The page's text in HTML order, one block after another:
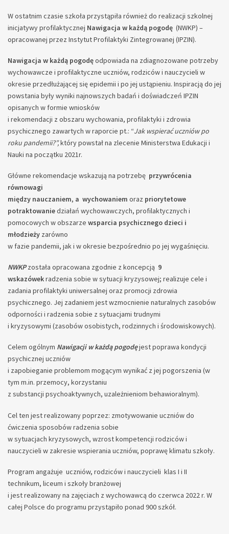
W ostatnim czasie szkoła przystąpiła również do realizacji szkolnej
inicjatywy profilaktycznej Nawigacja w każdą pogodę (NWKP) –
opracowanej przez Instytut Profilaktyki Zintegrowanej (IPZIN).
Nawigacja w każdą pogodęodpowiada na zdiagnozowane potrzeby
wychowawcze i profilaktyczne uczniów, rodziców i nauczycieli w
okresie przedłużającej się epidemii i po jej ustąpieniu. Inspiracją do jej
powstania były wyniki najnowszych badań i doświadczeń IPZIN
opisanych w formie wniosków
i rekomendacji z obszaru wychowania, profilaktyki i zdrowia
psychicznego zawartych w raporcie pt.: “Jak wspierać uczniów po
roku pandemii?”,który powstał na zlecenie Ministerstwa Edukacji i
Nauki na początku 2021r.
Główne rekomendacje wskazują na potrzebę przywrócenia
równowagi
między nauczaniem, a wychowaniem oraz priorytetowe
potraktowaniedziałań wychowawczych, profilaktycznych i
pomocowych w obszarze wsparcia psychicznego dzieci i
młodzieży zarówno
w fazie pandemii, jak i w okresie bezpośrednio po jej wygaśnięciu.
NWKPzostała opracowana zgodnie z koncepcją 9
wskazówekradzenia sobie w sytuacji kryzysowej; realizuje cele i
zadania profilaktyki uniwersalnej oraz promocji zdrowia
psychicznego. Jej zadaniem jest wzmocnienie naturalnych zasobów
odporności i radzenia sobie z sytuacjami trudnymi
i kryzysowymi (zasobów osobistych, rodzinnych i środowiskowych).
Celem ogólnym Nawigacji w każdą pogodęjest poprawa kondycji
psychicznej uczniów
i zapobieganie problemom mogącym wynikać z jej pogorszenia (w
tym m.in. przemocy, korzystaniu
z substancji psychoaktywnych, uzależnieniom behawioralnym).
Cel ten jest realizowany poprzez: zmotywowanie uczniów do
ćwiczenia sposobów radzenia sobie
w sytuacjach kryzysowych, wzrost kompetencji rodziców i
nauczycieli w zakresie wspierania uczniów, poprawę klimatu szkoły.
Program angażuje uczniów, rodziców i nauczycieli klas I i II
technikum, liceum i szkoły branżowej
i jest realizowany na zajęciach z wychowawcą do czerwca 2022 r. W
całej Polsce do programu przystąpiło ponad 900 szkół.